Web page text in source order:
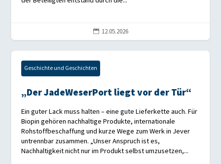
 12.05.2026
Geschichte und Geschichten
„Der JadeWeserPort liegt vor der Tür“
Ein guter Lack muss halten – eine gute Lieferkette auch. Für
Biopin gehören nachhaltige Produkte, internationale
Rohstoffbeschaffung und kurze Wege zum Werk in Jever
untrennbar zusammen. „Unser Anspruch ist es,
Nachhaltigkeit nicht nur im Produkt selbst umzusetzen,...